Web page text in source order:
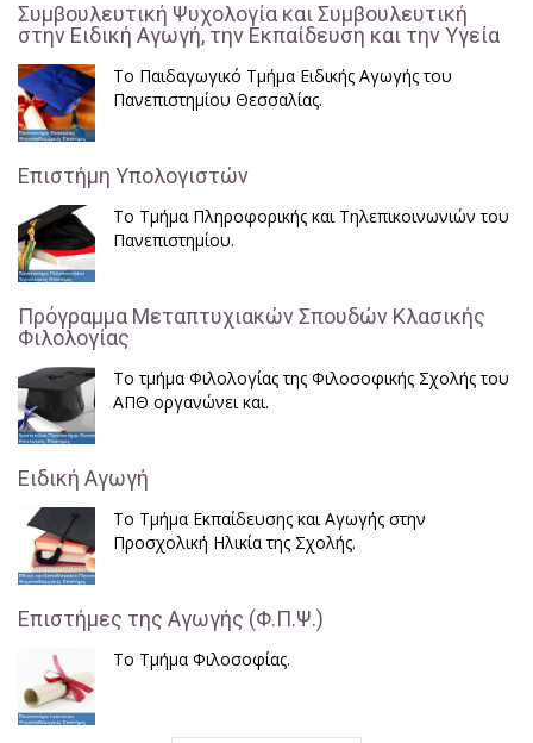
Συμβουλευτική Ψυχολογία και Συμβουλευτική
στην Ειδική Αγωγή, την Εκπαίδευση και την Υγεία
Το Παιδαγωγικό Τμήμα Ειδικής Αγωγής του
Πανεπιστημίου Θεσσαλίας.
Επιστήμη Υπολογιστών
Το Τμήμα Πληροφορικής και Τηλεπικοινωνιών του
Πανεπιστημίου.
Πρόγραμμα Μεταπτυχιακών Σπουδών Κλασικής
Φιλολογίας
Το τμήμα Φιλολογίας της Φιλοσοφικής Σχολής του
ΑΠΘ οργανώνει και.
Ειδική Αγωγή
Το Τμήμα Εκπαίδευσης και Αγωγής στην
Προσχολική Ηλικία της Σχολής.
Επιστήμες της Αγωγής (Φ.Π.Ψ.)
Το Τμήμα Φιλοσοφίας.